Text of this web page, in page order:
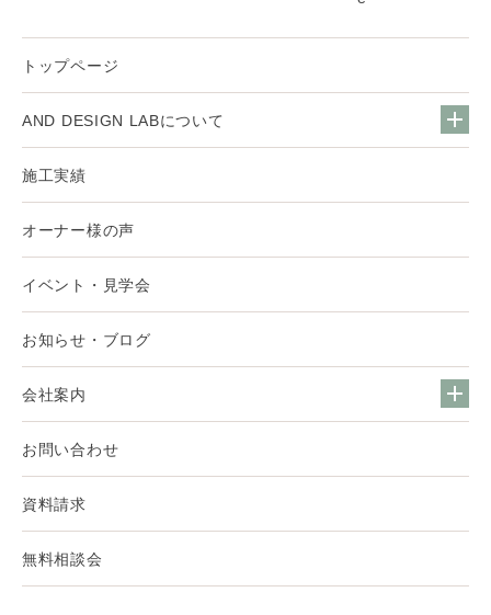
トップページ
AND DESIGN LABについて
施工実績
オーナー様の声
イベント・見学会
お知らせ・ブログ
会社案内
お問い合わせ
資料請求
無料相談会